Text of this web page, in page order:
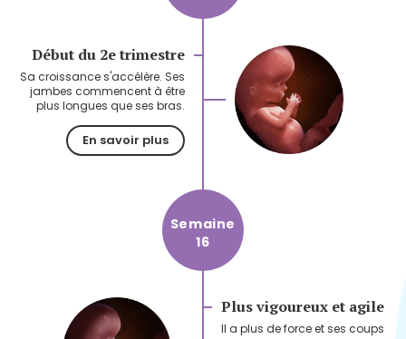
Début du 2e trimestre
Sa croissance s'accélère. Ses
jambes commencent à être
plus longues que ses bras.
En savoir plus
Semaine
16
Plus vigoureux et agile
Il a plus de force et ses coups